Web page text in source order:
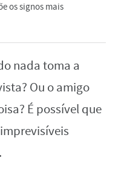
os signos mais
nada toma a
Ou o amigo
É possível que